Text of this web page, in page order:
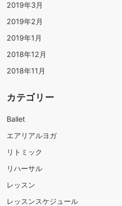
2019年3月
2019年2月
2019年1月
2018年12月
2018年11月
カテゴリー
Ballet
エアリアルヨガ
リトミック
リハーサル
レッスン
レッスンスケジュール